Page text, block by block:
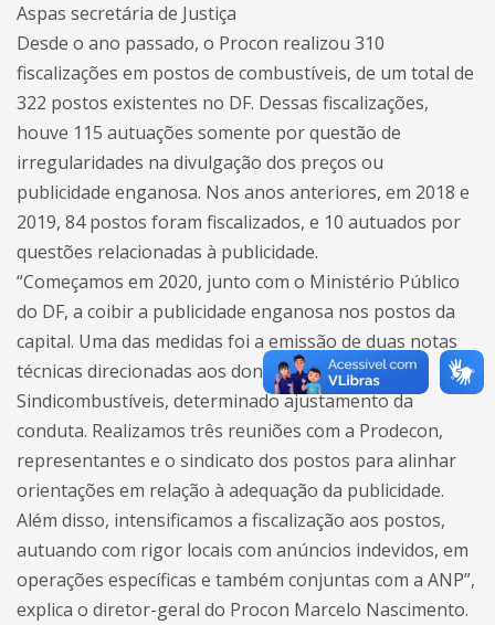
Aspas secretária de Justiça
Desde o ano passado, o Procon realizou 310
fiscalizações em postos de combustíveis, de um total de
322 postos existentes no DF. Dessas fiscalizações,
houve 115 autuações somente por questão de
irregularidades na divulgação dos preços ou
publicidade enganosa. Nos anos anteriores, em 2018 e
2019, 84 postos foram fiscalizados, e 10 autuados por
questões relacionadas à publicidade.
“Começamos em 2020, junto com o Ministério Público
do DF, a coibir a publicidade enganosa nos postos da
capital. Uma das medidas foi a emissão de duas notas
técnicas direcionadas aos donos dos postos e ao
Sindicombustíveis, determinado ajustamento da
conduta. Realizamos três reuniões com a Prodecon,
representantes e o sindicato dos postos para alinhar
orientações em relação à adequação da publicidade.
Além disso, intensificamos a fiscalização aos postos,
autuando com rigor locais com anúncios indevidos, em
operações específicas e também conjuntas com a ANP”,
explica o diretor-geral do Procon Marcelo Nascimento.